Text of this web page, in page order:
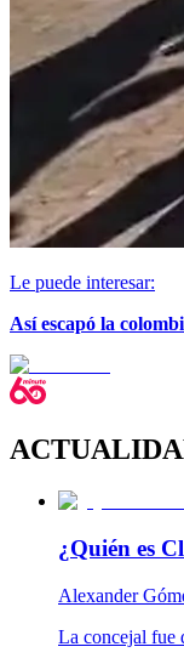
Le puede interesar:
Así escapó la
¿Quién es
Alexander
La concejal fue